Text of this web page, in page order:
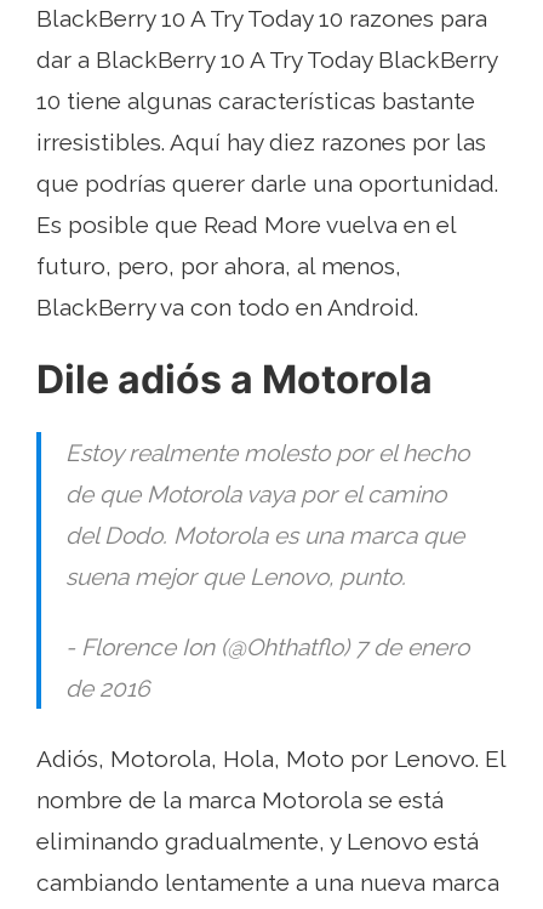
BlackBerry 10 A Try Today 10 razones para
dar a BlackBerry 10 A Try Today BlackBerry
10 tiene algunas características bastante
irresistibles. Aquí hay diez razones por las
que podrías querer darle una oportunidad.
Es posible que Read More vuelva en el
futuro, pero, por ahora, al menos,
BlackBerry va con todo en Android.
Dile adiós a Motorola
Estoy realmente molesto por el hecho
de que Motorola vaya por el camino
del Dodo. Motorola es una marca que
suena mejor que Lenovo, punto.
- Florence Ion (@Ohthatflo) 7 de enero
de 2016
Adiós, Motorola, Hola, Moto por Lenovo. El
nombre de la marca Motorola se está
eliminando gradualmente, y Lenovo está
cambiando lentamente a una nueva marca